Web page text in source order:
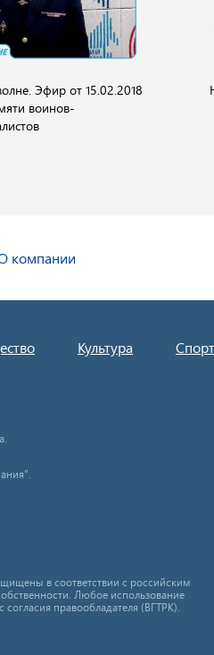
Эфир от 15.02.2018
воинов-
компании
Культура Спорт
в соответствии с российским
Любое использование
правообладателя (ВГТРК).